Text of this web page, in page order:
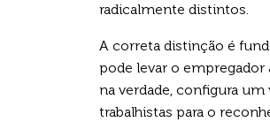
radicalmente distintos.
A correta distinção é
pode levar o
na verdade, configura
trabalhistas para o